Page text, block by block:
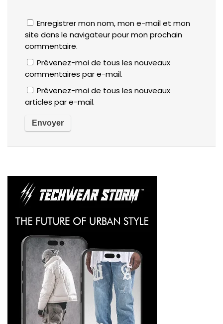
Enregistrer mon nom, mon e-mail et mon
site dans le navigateur pour mon prochain
commentaire.
Prévenez-moi de tous les nouveaux
commentaires par e-mail.
Prévenez-moi de tous les nouveaux
articles par e-mail.